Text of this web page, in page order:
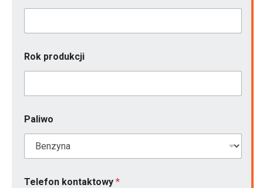
Rok produkcji
Paliwo
Telefon kontaktowy *